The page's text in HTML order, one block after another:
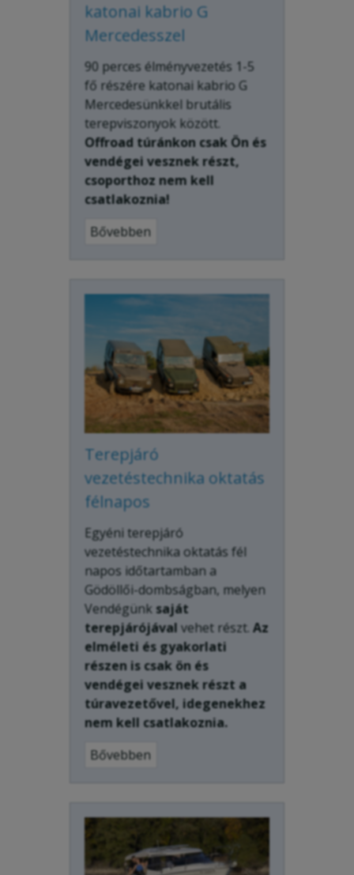
katonai kabrio G
Mercedesszel
90 perces élményvezetés 1-5
fő részére katonai kabrio G
Mercedesünkkel brutális
terepviszonyok között.
Offroad túránkon csak Ön és
vendégei vesznek részt,
csoporthoz nem kell
csatlakoznia!
Bővebben
Terepjáró
vezetéstechnika oktatás
félnapos
Egyéni terepjáró
vezetéstechnika oktatás fél
napos időtartamban a
Gödöllői-dombságban, melyen
Vendégünk saját
terepjárójával vehet részt. Az
elméleti és gyakorlati
részen is csak ön és
vendégei vesznek részt a
túravezetővel, idegenekhez
nem kell csatlakoznia.
Bővebben